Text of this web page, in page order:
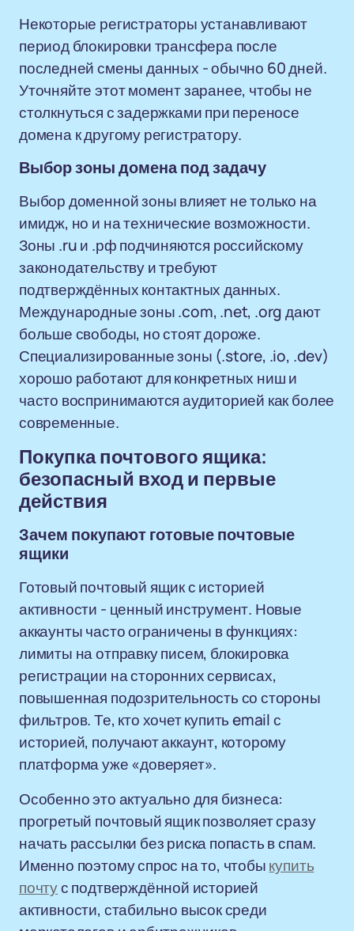
Некоторые регистраторы устанавливают
период блокировки трансфера после
последней смены данных - обычно 60 дней.
Уточняйте этот момент заранее, чтобы не
столкнуться с задержками при переносе
домена к другому регистратору.
Выбор зоны домена под задачу
Выбор доменной зоны влияет не только на
имидж, но и на технические возможности.
Зоны .ru и .рф подчиняются российскому
законодательству и требуют
подтверждённых контактных данных.
Международные зоны .com, .net, .org дают
больше свободы, но стоят дороже.
Специализированные зоны (.store, .io, .dev)
хорошо работают для конкретных ниш и
часто воспринимаются аудиторией как более
современные.
Покупка почтового ящика:
безопасный вход и первые
действия
Зачем покупают готовые почтовые
ящики
Готовый почтовый ящик с историей
активности - ценный инструмент. Новые
аккаунты часто ограничены в функциях:
лимиты на отправку писем, блокировка
регистрации на сторонних сервисах,
повышенная подозрительность со стороны
фильтров. Те, кто хочет купить email с
историей, получают аккаунт, которому
платформа уже «доверяет».
Особенно это актуально для бизнеса:
прогретый почтовый ящик позволяет сразу
начать рассылки без риска попасть в спам.
Именно поэтому спрос на то, чтобыкупить
почтус подтверждённой историей
активности, стабильно высок среди